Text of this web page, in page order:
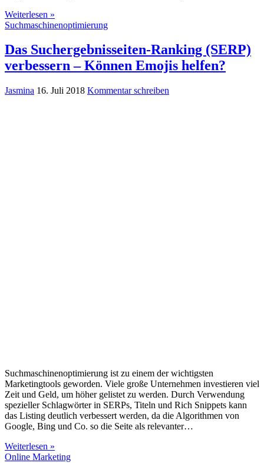
Weiterlesen »
Suchmaschinenoptimierung
Das Suchergebnisseiten-Ranking (SERP)
verbessern – Können Emojis helfen?
Jasmina 16. Juli 2018 Kommentar schreiben
Suchmaschinenoptimierung ist zu einem der wichtigsten
Marketingtools geworden. Viele große Unternehmen investieren viel
Zeit und Geld, um höher gelistet zu werden. Durch Verwendung
spezieller Schlagwörter in SERPs, Titeln und Rich Snippets kann
das Listing deutlich verbessert werden, da die Algorithmen von
Google, Bing und Co. so die Seite als relevanter…
Weiterlesen »
Online Marketing